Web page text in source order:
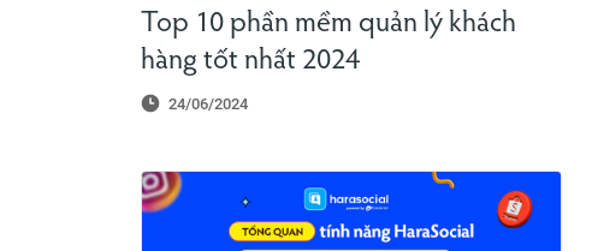
Top 10 phần mềm quản lý khách
hàng tốt nhất 2024
24/06/2024